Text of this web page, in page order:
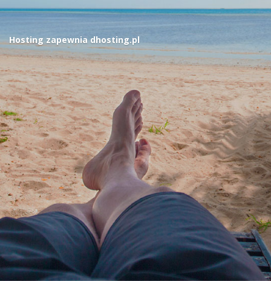
Hosting zapewniadhosting.pl